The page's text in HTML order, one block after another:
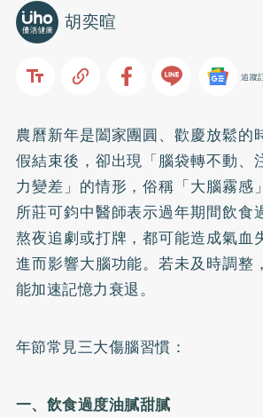
胡奕暄
追蹤
農曆新年是闔家團圓、歡慶放鬆的
假結束後，卻出現「腦袋轉不動、
力變差」的情形，俗稱「大腦霧感
所莊可鈞中醫師表示過年期間飲食
熬夜追劇或打牌，都可能造成氣血
進而影響大腦功能。若未及時調整
能加速記憶力衰退。
年節常見三大傷腦習慣：
一、飲食過度油膩甜膩